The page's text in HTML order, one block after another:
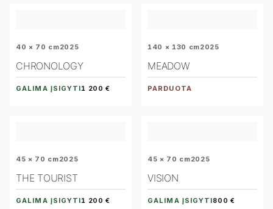
40 × 70 cm2025
CHRONOLOGY
GALIMA ĮSIGYTI1 200 €
140 × 130 cm2025
MEADOW
PARDUOTA
45 × 70 cm2025
THE TOURIST
GALIMA ĮSIGYTI1 200 €
45 × 70 cm2025
VISION
GALIMA ĮSIGYTI800 €